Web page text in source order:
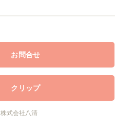
お問合せ
クリップ
株式会社八清